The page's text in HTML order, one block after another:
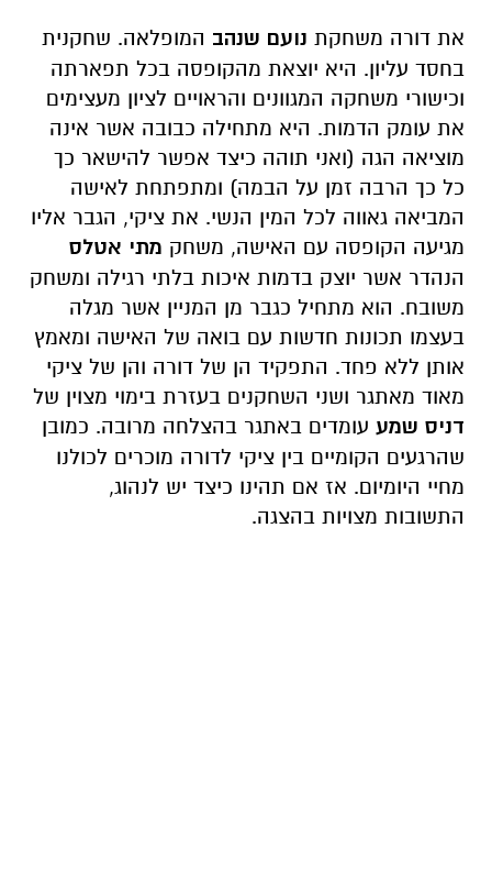
את דורה משחקת נועם שנהב המופלאה. שחקנית
בחסד עליון. היא יוצאת מהקופסה בכל תפארתה
וכישורי משחקה המגוונים והראויים לציון מעצימים
את עומק הדמות. היא מתחילה כבובה אשר אינה
מוציאה הגה (ואני תוהה כיצד אפשר להישאר כך
כל כך הרבה זמן על הבמה) ומתפתחת לאישה
המביאה גאווה לכל המין הנשי. את ציקי, הגבר אליו
מגיעה הקופסה עם האישה, משחק מתי אטלס
הנהדר אשר יוצק בדמות איכות בלתי רגילה ומשחק
משובח. הוא מתחיל כגבר מן המניין אשר מגלה
בעצמו תכונות חדשות עם בואה של האישה ומאמץ
אותן ללא פחד. התפקיד הן של דורה והן של ציקי
מאוד מאתגר ושני השחקנים בעזרת בימוי מצוין של
דניס שמע עומדים באתגר בהצלחה מרובה. כמובן
שהרגעים הקומיים בין ציקי לדורה מוכרים לכולנו
מחיי היומיום. אז אם תהינו כיצד יש לנהוג,
התשובות מצויות בהצגה.